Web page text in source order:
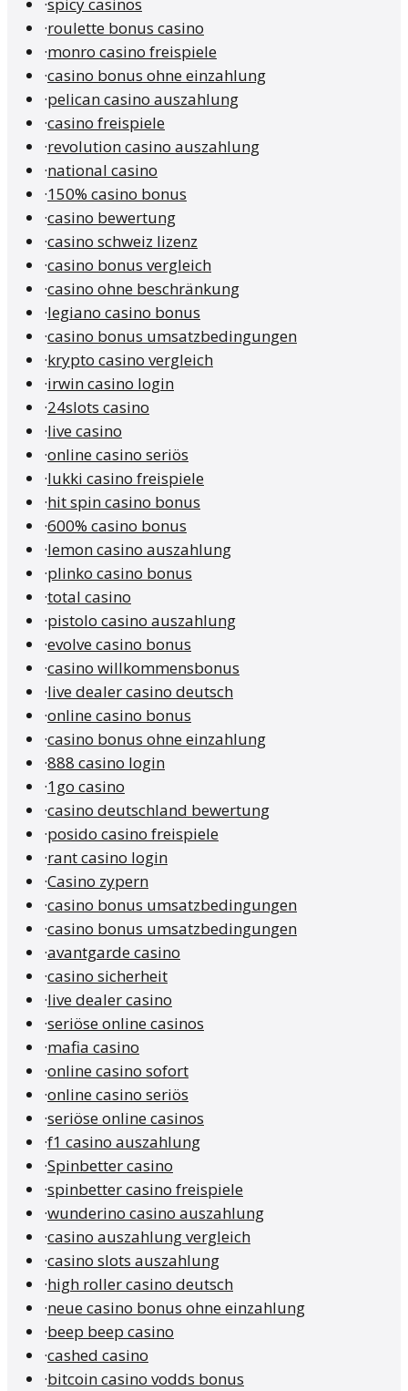
·roulette bonus casino
·monro casino freispiele
·casino bonus ohne einzahlung
·pelican casino auszahlung
·casino freispiele
·revolution casino auszahlung
·national casino
·150% casino bonus
·casino bewertung
·casino schweiz lizenz
·casino bonus vergleich
·casino ohne beschränkung
·legiano casino bonus
·casino bonus umsatzbedingungen
·krypto casino vergleich
·irwin casino login
·24slots casino
·live casino
·online casino seriös
·lukki casino freispiele
·hit spin casino bonus
·600% casino bonus
·lemon casino auszahlung
·plinko casino bonus
·total casino
·pistolo casino auszahlung
·evolve casino bonus
·casino willkommensbonus
·live dealer casino deutsch
·online casino bonus
·casino bonus ohne einzahlung
·888 casino login
·1go casino
·casino deutschland bewertung
·posido casino freispiele
·rant casino login
·Casino zypern
·casino bonus umsatzbedingungen
·casino bonus umsatzbedingungen
·avantgarde casino
·casino sicherheit
·live dealer casino
·seriöse online casinos
·mafia casino
·online casino sofort
·online casino seriös
·seriöse online casinos
·f1 casino auszahlung
·Spinbetter casino
·spinbetter casino freispiele
·wunderino casino auszahlung
·casino auszahlung vergleich
·casino slots auszahlung
·high roller casino deutsch
·neue casino bonus ohne einzahlung
·beep beep casino
·cashed casino
·bitcoin casino vodds bonus